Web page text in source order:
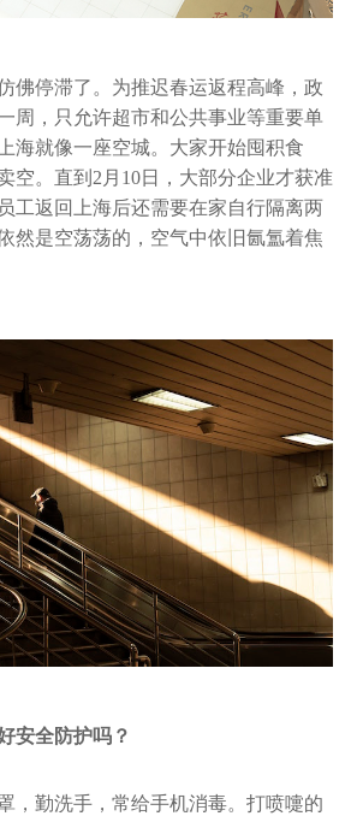
佛停滞了。为推迟春运返程高峰，政
周，只允许超市和公共事业等重要单
海就像一座空城。大家开始囤积食
空。直到2月10日，大部分企业才获准
工返回上海后还需要在家自行隔离两
然是空荡荡的，空气中依旧氤氲着焦
安全防护吗？
，勤洗手，常给手机消毒。打喷嚏的